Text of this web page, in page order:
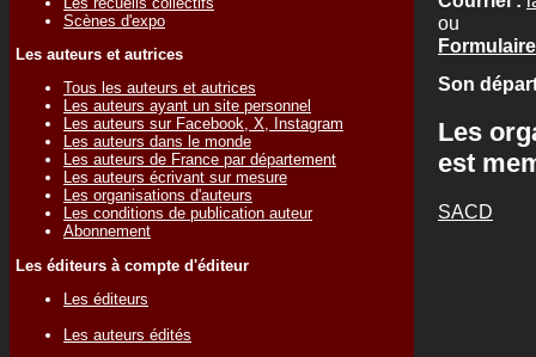
Scènes d'expo
Les auteurs et autrices
Tous les auteurs et autrices
Les auteurs ayant un site personnel
Les auteurs sur Facebook, X, Instagram
Les auteurs dans le monde
Les auteurs de France par département
Les auteurs écrivant sur mesure
Les organisations d'auteurs
Les conditions de publication auteur
Abonnement
Les éditeurs à compte d'éditeur
Les éditeurs
Les auteurs édités
ou
Son
Les
est
SACD